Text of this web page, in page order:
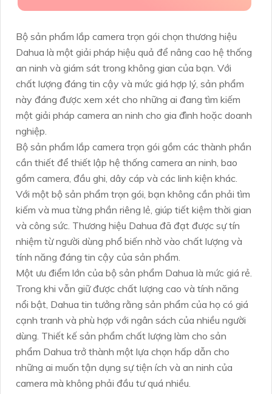
Bộ sản phẩm lắp camera trọn gói chọn thương hiệu
Dahua là một giải pháp hiệu quả để nâng cao hệ thống
an ninh và giám sát trong không gian của bạn. Với
chất lượng đáng tin cậy và mức giá hợp lý, sản phẩm
này đáng được xem xét cho những ai đang tìm kiếm
một giải pháp camera an ninh cho gia đình hoặc doanh
nghiệp.
Bộ sản phẩm lắp camera trọn gói gồm các thành phần
cần thiết để thiết lập hệ thống camera an ninh, bao
gồm camera, đầu ghi, dây cáp và các linh kiện khác.
Với một bộ sản phẩm trọn gói, bạn không cần phải tìm
kiếm và mua từng phần riêng lẻ, giúp tiết kiệm thời gian
và công sức. Thương hiệu Dahua đã đạt được sự tín
nhiệm từ người dùng phổ biến nhờ vào chất lượng và
tính năng đáng tin cậy của sản phẩm.
Một ưu điểm lớn của bộ sản phẩm Dahua là mức giá rẻ.
Trong khi vẫn giữ được chất lượng cao và tính năng
nổi bật, Dahua tin tưởng rằng sản phẩm của họ có giá
cạnh tranh và phù hợp với ngân sách của nhiều người
dùng. Thiết kế sản phẩm chất lượng làm cho sản
phẩm Dahua trở thành một lựa chọn hấp dẫn cho
những ai muốn tận dụng sự tiện ích và an ninh của
camera mà không phải đầu tư quá nhiều.